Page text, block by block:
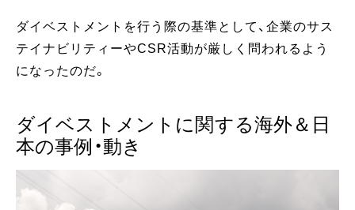
ダイベストメントを行う際の基準として、企業のサス
テイナビリティーやCSR活動が厳しく問われるよう
になったのだ。
ダイベストメントに関する海外＆日
本の事例・動き